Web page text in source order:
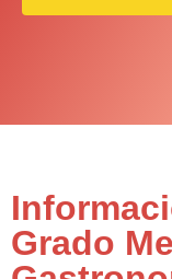
Grado